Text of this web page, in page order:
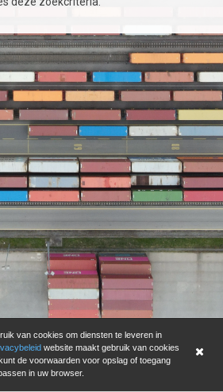
van cookies om diensten te leveren in
website maakt gebruik van cookies
de voorwaarden voor opslag of toegang
in uw browser.